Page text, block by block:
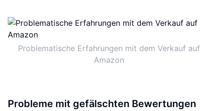
Problematische Erfahrungen mit dem Verkauf auf
Amazon
Probleme mit gefälschten Bewertungen